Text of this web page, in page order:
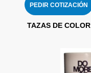
PEDIR COTIZACIÓN
TAZAS DE COLOR